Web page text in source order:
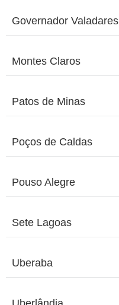
Governador Valadares
Montes Claros
Patos de Minas
Poços de Caldas
Pouso Alegre
Sete Lagoas
Uberaba